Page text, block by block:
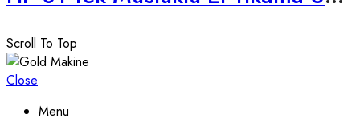
Scroll To Top
Close
Menu